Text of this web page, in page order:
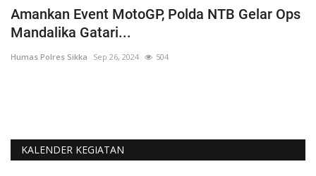
Amankan Event MotoGP, Polda NTB Gelar Ops
Mandalika Gatari...
Humas Polres Sikka Sep 26, 2024 504
KALENDER KEGIATAN